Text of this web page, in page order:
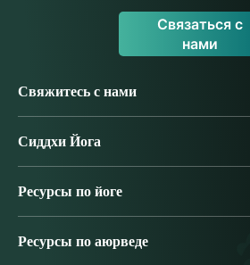
Связаться с
нами
Свяжитесь с нами
Сиддхи Йога
Ресурсы по йоге
Ресурсы по аюрведе